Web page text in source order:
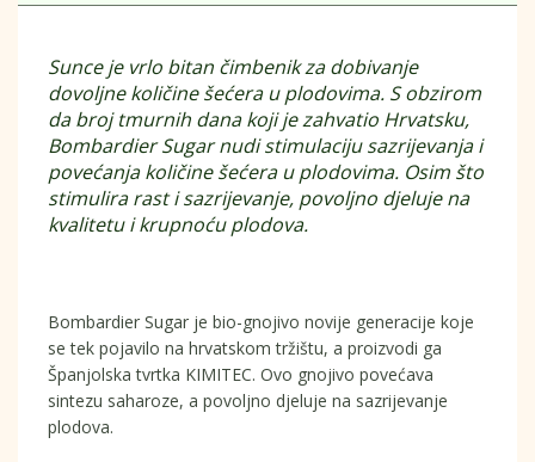
Sunce je vrlo bitan čimbenik za dobivanje
dovoljne količine šećera u plodovima. S obzirom
da broj tmurnih dana koji je zahvatio Hrvatsku,
Bombardier Sugar nudi stimulaciju sazrijevanja i
povećanja količine šećera u plodovima. Osim što
stimulira rast i sazrijevanje, povoljno djeluje na
kvalitetu i krupnoću plodova.
Bombardier Sugar je bio-gnojivo novije generacije koje
se tek pojavilo na hrvatskom tržištu, a proizvodi ga
Španjolska tvrtka KIMITEC. Ovo gnojivo povećava
sintezu saharoze, a povoljno djeluje na sazrijevanje
plodova.